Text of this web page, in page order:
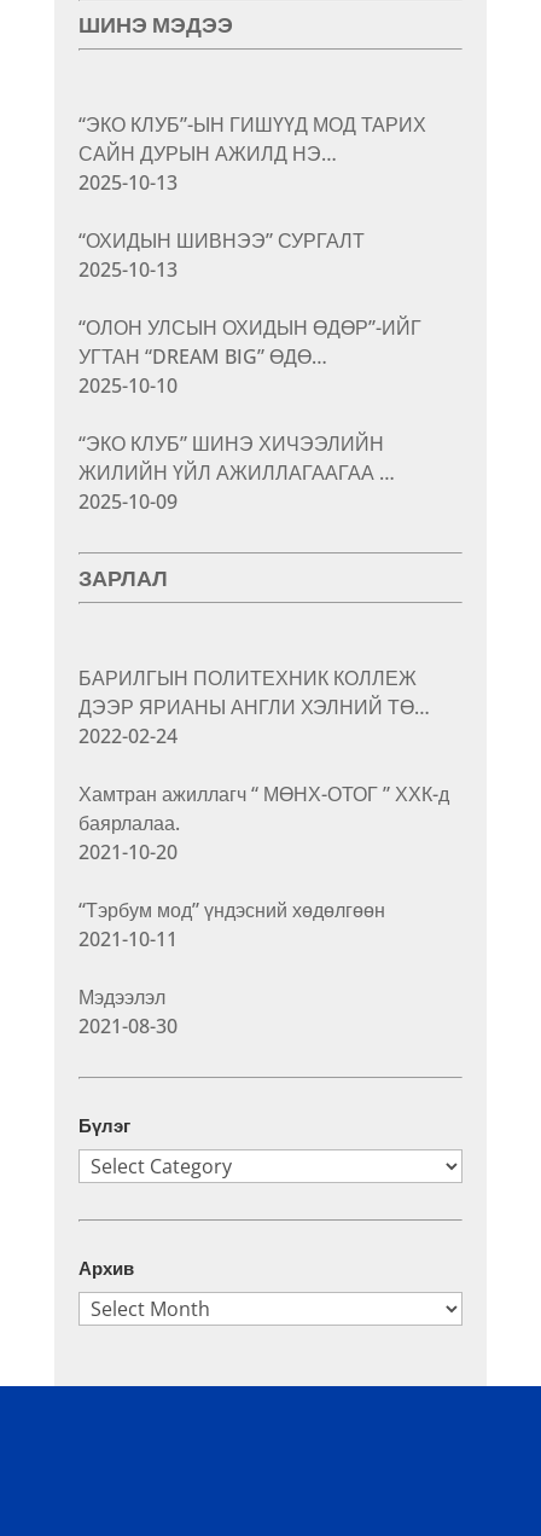
ШИНЭ МЭДЭЭ
“ЭКО КЛУБ”-ЫН ГИШҮҮД МОД ТАРИХ
САЙН ДУРЫН АЖИЛД НЭ…
2025-10-13
“ОХИДЫН ШИВНЭЭ” СУРГАЛТ
2025-10-13
“ОЛОН УЛСЫН ОХИДЫН ӨДӨР”-ИЙГ
УГТАН “DREAM BIG” ӨДӨ…
2025-10-10
“ЭКО КЛУБ” ШИНЭ ХИЧЭЭЛИЙН
ЖИЛИЙН ҮЙЛ АЖИЛЛАГААГАА …
2025-10-09
ЗАРЛАЛ
БАРИЛГЫН ПОЛИТЕХНИК КОЛЛЕЖ
ДЭЭР ЯРИАНЫ АНГЛИ ХЭЛНИЙ ТӨ…
2022-02-24
Хамтран ажиллагч “ МӨНХ-ОТОГ ” ХХК-д
баярлалаа.
2021-10-20
“Тэрбум мод” үндэсний хөдөлгөөн
2021-10-11
Мэдээлэл
2021-08-30
Бүлэг
Бүлэг
Архив
Архив